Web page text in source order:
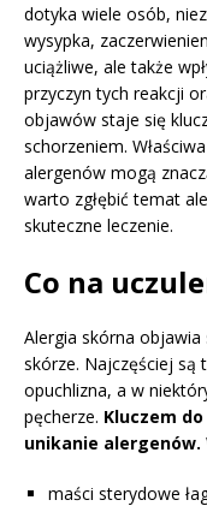
dotyka wiele osób,
wysypka,
uciążliwe, ale także
przyczyn tych reakcji
objawów staje się
schorzeniem. Właściwa
alergenów mogą
warto zgłębić temat
skuteczne leczenie.
Co na
Alergia skórna
skórze. Najczęściej są
opuchlizna, a w
pęcherze. Kluczem
unikanie alergenów.
maści sterydowe